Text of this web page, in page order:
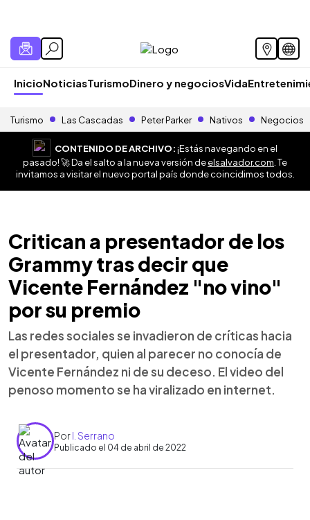
InicioNoticiasTurismoDinero y negociosVida
Turismo Las Cascadas Peter Parker Nativos Negocios
CONTENIDO DE ARCHIVO:¡Estás navegando en el
pasado! 🚀 Da el salto a la nueva versión deelsalvador.com . Te
invitamos a visitar el nuevo portal país donde coincidimos todos.
Critican a presentador de los
Grammy tras decir que
Vicente Fernández "no vino"
por su premio
Las redes sociales se invadieron de críticas hacia
el presentador, quien al parecer no conocía de
Vicente Fernández ni de su deceso. El video del
penoso momento se ha viralizado en internet.
PorI. Serrano
Publicado el 04 de abril de 2022